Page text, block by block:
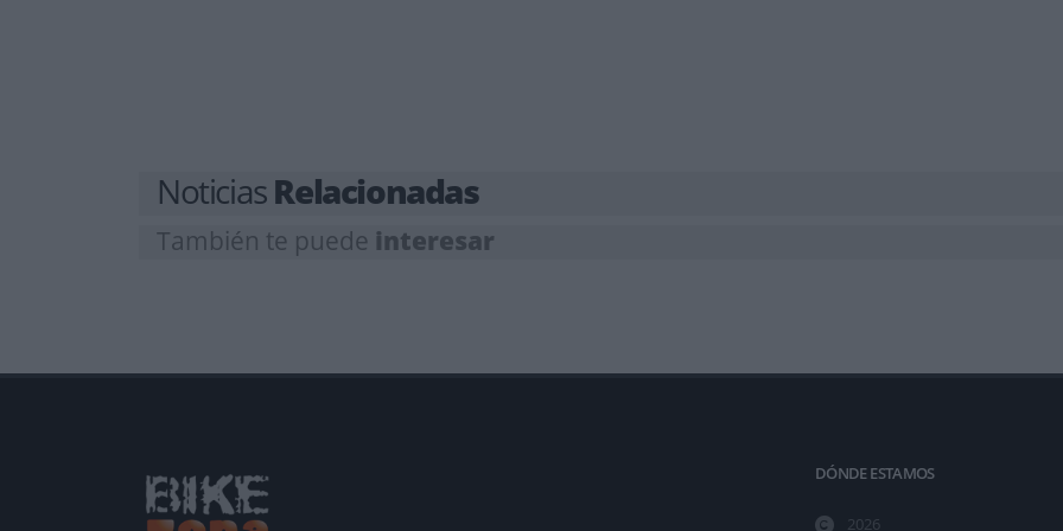
NoticiasRelacionadas
También te puede interesar
DÓNDE ESTAMOS
2026